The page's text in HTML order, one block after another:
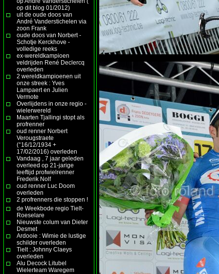
op dit blog 01/2012)
uit de oude doos van
André Vanderstichelen via
zoon Frank
oude doos van Norbert -
Schotje Kerckhove -
volledige reeks
ex-wereldkampioen
veldrijden René Declercq
overleden
2 wereldkampioenen uit
onze streek : Yves
Lampaert en Julien
Vermote
Overlijdens in onze regio -
wielerwereld
Maarten Tjallingi stopt als
profrenner
oud renner Norbert
Verougstraete
(°16/12/1934 +
17/02/2016) overleden
Vandaag , 7 jaar geleden
overleed op 21-jarige
leeftijd profwielrenner
Frederik Nolf
oud renner Luc Doom
overleden
2 profrenners die stoppen !
de Weekbode regio Tielt-
Roeselare
Nieuwste colum van Dieter
Desmet
Ardooie : Wimie de lustige
schilder overleden
Tielt : Johnny Claeys
overleden
Alu Decock Litubel
Wielerteam Waregem